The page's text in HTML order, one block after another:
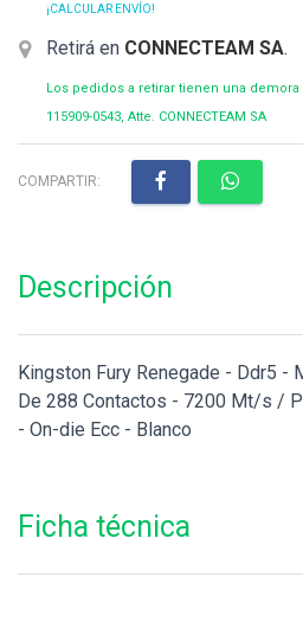
¡CALCULAR ENVÍO!
Retirá en CONNECTEAM SA.
Los pedidos a retirar tienen una
115909-0543, Atte. CONNECTEAM SA
COMPARTIR:
Descripción
Kingston Fury Renegade - Ddr5 -
De 288 Contactos - 7200 Mt/s /
- On-die Ecc - Blanco
Ficha técnica